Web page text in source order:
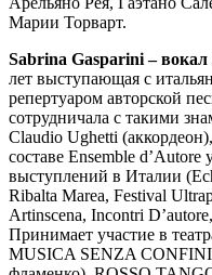
Марии Торварт.
Sabrina Gasparini –
лет выступающая с
репертуаром авторской
сотрудничала с такими
Claudio Ughetti
составе Ensemble d’Autore
выступлений в Италии
Ribalta Marea, Festival
Artinscena, Incontri
Принимает участие в
MUSICA SENZA